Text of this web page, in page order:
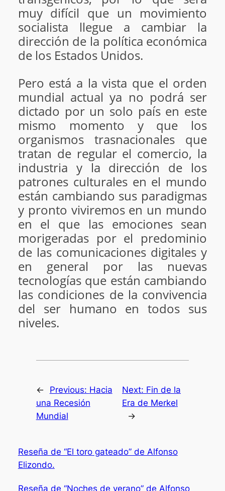
muy difícil que un movimiento
socialista llegue a cambiar la
dirección de la política económica
de los Estados Unidos.
Pero está a la vista que el orden
mundial actual ya no podrá ser
dictado por un solo país en este
mismo momento y que los
organismos trasnacionales que
tratan de regular el comercio, la
industria y la dirección de los
patrones culturales en el mundo
están cambiando sus paradigmas
y pronto viviremos en un mundo
en el que las emociones sean
morigeradas por el predominio
de las comunicaciones digitales y
en general por las nuevas
tecnologías que están cambiando
las condiciones de la convivencia
del ser humano en todos sus
niveles.
← Previous: Hacia
una Recesión
Mundial
Next: Fin de la
Era de Merkel
→
Reseña de “El toro gateado” de Alfonso
Elizondo.
Reseña de “Noches de verano” de Alfonso